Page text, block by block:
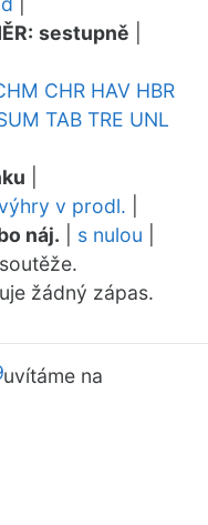
sestupně
CHR HAV HBR
TAB TRE UNL
v prodl.
náj. s nulou
žádný zápas.
na